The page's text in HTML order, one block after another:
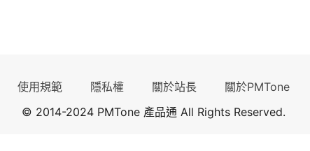
使用規範 隱私權 關於站長
關於PMTone
© 2014-2024 PMTone 產品通 All Rights Reserved.